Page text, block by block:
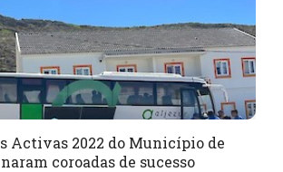
Activas 2022 do Município de
coroadas de sucesso